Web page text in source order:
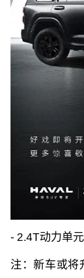
- 2.4T动力单
注：新车或将